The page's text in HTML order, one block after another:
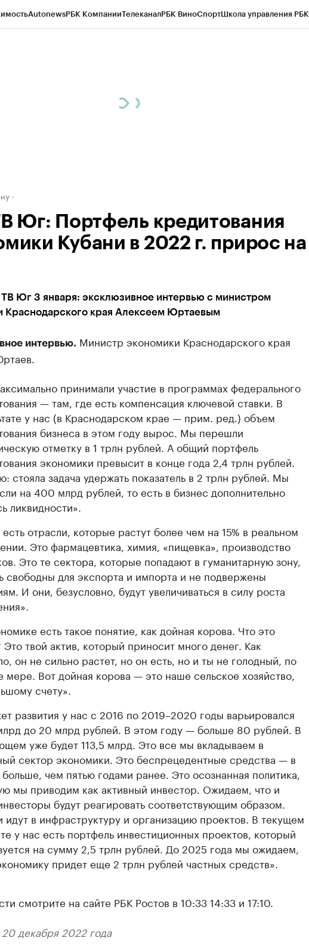
AutonewsРБК КомпанииТелеканалРБК ВиноСпортШкола управления РБК
Юг: Портфель кредитования
Кубани в 2022 г. прирос на
Юг 3 января: эксклюзивное интервью с министром
Краснодарского края Алексеем Юртаевым
интервью. Министр экономики Краснодарского края
принимали участие в программах федерального
— там, где есть компенсация ключевой ставки. В
у нас (в Краснодарском крае — прим. ред.) объем
бизнеса в этом году вырос. Мы перешли
отметку в 1 трлн рублей. А общий портфель
экономики превысит в конце года 2,4 трлн рублей.
стояла задача удержать показатель в 2 трлн рублей. Мы
на 400 млрд рублей, то есть в бизнес дополнительно
ликвидности».
отрасли, которые растут более чем на 15% в реальном
Это фармацевтика, химия, «пищевка», производство
Это те сектора, которые попадают в гуманитарную зону,
свободны для экспорта и импорта и не подвержены
И они, безусловно, будут увеличиваться в силу роста
есть такое понятие, как дойная корова. Что это
Это твой актив, который приносит много денег. Как
он не сильно растет, но он есть, но и ты не голодный, по
мере. Вот дойная корова — это наше сельское хозяйство,
счету».
развития у нас с 2016 по 2019–2020 годы варьировался
до 20 млрд рублей. В этом году — больше 80 рублей. В
уже будет 113,5 млрд. Это все мы вкладываем в
сектор экономики. Это беспрецедентные средства — в
чем пятью годами ранее. Это осознанная политика,
мы приводим как активный инвестор. Ожидаем, что и
будут реагировать соответствующим образом.
идут в инфраструктуру и организацию проектов. В текущем
у нас есть портфель инвестиционных проектов, который
на сумму 2,5 трлн рублей. До 2025 года мы ожидаем,
придет еще 2 трлн рублей частных средств».
смотрите на сайте РБК Ростов в 10:33 14:33 и 17:10.
декабря 2022 года